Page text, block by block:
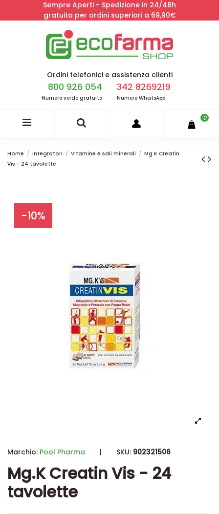
Sempre Aperti - Spedizione in 24/48h
gratuita per ordini superiori a 69,90€
Ordini telefonici e assistenza clienti
800 926 054
Numero verde gratuito
342 8269219
Numero WhatsApp
0
Home Integratori Vitamine e sali minerali
Mg.K Creatin
Vis - 24 tavolette
-10%
Marchio: Pool Pharma | SKU: 902321506
Mg.K Creatin Vis - 24
tavolette